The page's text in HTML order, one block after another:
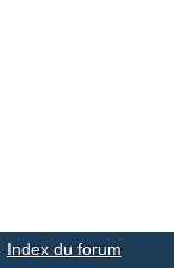
Index du forum